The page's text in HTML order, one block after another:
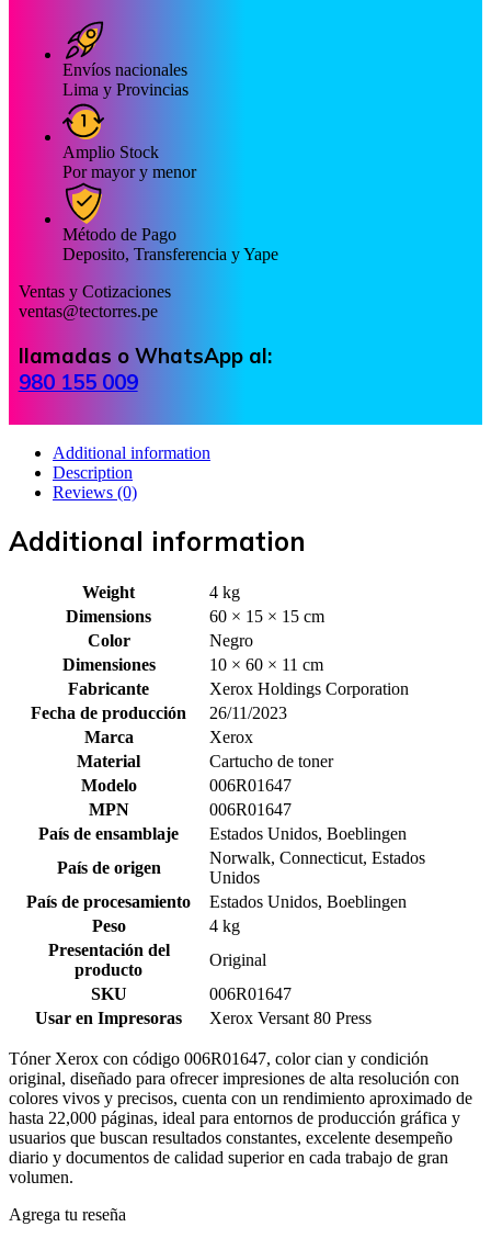
Envíos nacionales
Lima y Provincias
Amplio Stock
Por mayor y menor
Método de Pago
Deposito, Transferencia y Yape
Ventas y Cotizaciones
ventas@tectorres.pe
llamadas o WhatsApp al:
980 155 009
Additional information
Description
Reviews (0)
Additional information
Weight
4 kg
Dimensions
60 × 15 × 15 cm
Color
Negro
Dimensiones
10 × 60 × 11 cm
Fabricante
Xerox Holdings Corporation
Fecha de producción
26/11/2023
Marca
Xerox
Material
Cartucho de toner
Modelo
006R01647
MPN
006R01647
País de ensamblaje
Estados Unidos, Boeblingen
País de origen
Norwalk, Connecticut, Estados
Unidos
País de procesamiento
Estados Unidos, Boeblingen
Peso
4 kg
Presentación del
producto
Original
SKU
006R01647
Usar en Impresoras
Xerox Versant 80 Press
Tóner Xerox con código 006R01647, color cian y condición
original, diseñado para ofrecer impresiones de alta resolución con
colores vivos y precisos, cuenta con un rendimiento aproximado de
hasta 22,000 páginas, ideal para entornos de producción gráfica y
usuarios que buscan resultados constantes, excelente desempeño
diario y documentos de calidad superior en cada trabajo de gran
volumen.
Agrega tu reseña